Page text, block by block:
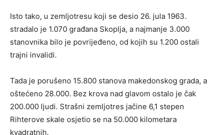
Isto tako, u zemljotresu koji se desio 26. jula 1963.
stradalo je 1.070 građana Skoplja, a najmanje 3.000
stanovnika bilo je povrijeđeno, od kojih su 1.200 ostali
trajni invalidi.
Tada je porušeno 15.800 stanova makedonskog grada, a
oštećeno 28.000. Bez krova nad glavom ostalo je čak
200.000 ljudi. Strašni zemljotres jačine 6,1 stepen
Rihterove skale osjetio se na 50.000 kilometara
kvadratnih.